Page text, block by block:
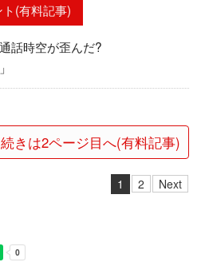
(有料記事)
話時空が歪んだ?
続きは2ページ目へ(有料記事)
1 2 Next